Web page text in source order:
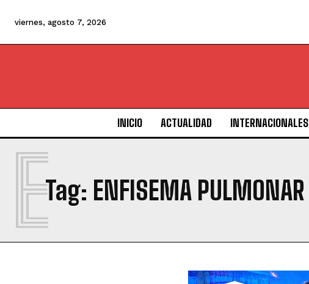
viernes, agosto 7, 2026
INICIO ACTUALIDAD INTERNACIONALES
Tag: ENFISEMA PULMONAR
E